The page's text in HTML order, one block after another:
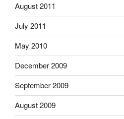
August 2011
July 2011
May 2010
December 2009
September 2009
August 2009